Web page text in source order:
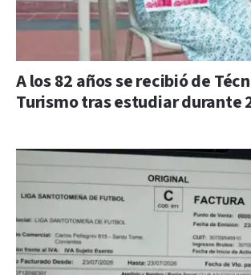
A los 82 años se recibió de
Turismo tras estudiar durante